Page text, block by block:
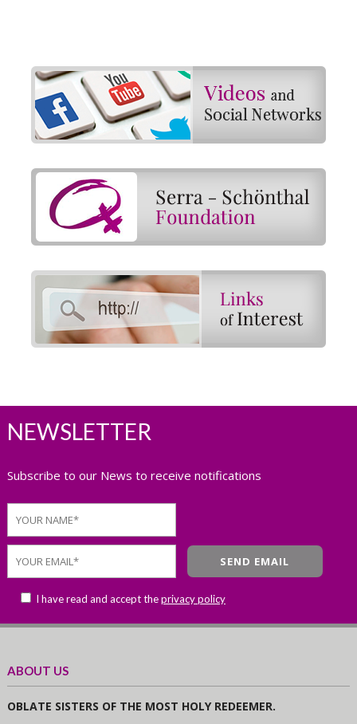
NEWSLETTER
Subscribe to our News to receive notifications
I have read and accept theprivacy policy
ABOUT US
OBLATE SISTERS OF THE MOST HOLY REDEEMER.